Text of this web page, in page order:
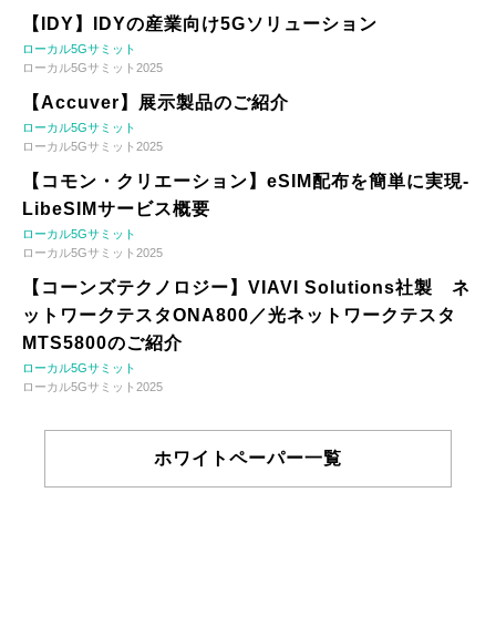
【IDY】IDYの産業向け5Gソリューション
ローカル5Gサミット
ローカル5Gサミット2025
【Accuver】展示製品のご紹介
ローカル5Gサミット
ローカル5Gサミット2025
【コモン・クリエーション】eSIM配布を簡単に実現-
LibeSIMサービス概要
ローカル5Gサミット
ローカル5Gサミット2025
【コーンズテクノロジー】VIAVI Solutions社製 ネ
ットワークテスタONA800／光ネットワークテスタ
MTS5800のご紹介
ローカル5Gサミット
ローカル5Gサミット2025
ホワイトペーパー一覧